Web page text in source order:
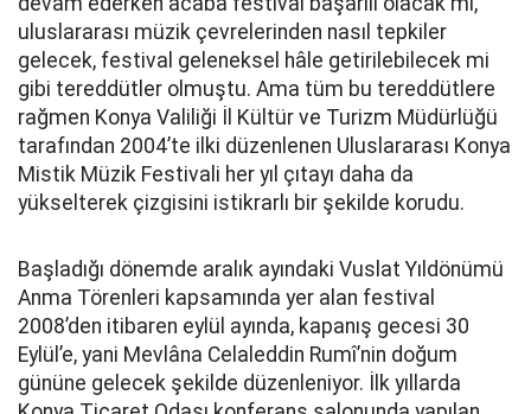
uluslararası müzik çevrelerinden nasıl tepkiler
gelecek, festival geleneksel hâle getirilebilecek mi
gibi tereddütler olmuştu. Ama tüm bu tereddütlere
rağmen Konya Valiliği İl Kültür ve Turizm Müdürlüğü
tarafından 2004’te ilki düzenlenen Uluslararası Konya
Mistik Müzik Festivali her yıl çıtayı daha da
yükselterek çizgisini istikrarlı bir şekilde korudu.
Başladığı dönemde aralık ayındaki Vuslat Yıldönümü
Anma Törenleri kapsamında yer alan festival
2008’den itibaren eylül ayında, kapanış gecesi 30
Eylül’e, yani Mevlâna Celaleddin Rumî’nin doğum
gününe gelecek şekilde düzenleniyor. İlk yıllarda